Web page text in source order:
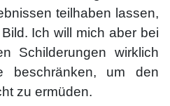
teilhaben lassen,
Ich will mich aber bei
Schilderungen wirklich
beschränken, um den
zu ermüden.